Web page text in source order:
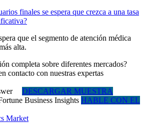
finales se espera que crezca a una tasa
que el segmento de atención médica
alta.
completa sobre diferentes mercados?
contacto con nuestras expertas
DESCARGAR MUESTRA
HABLE CON EL